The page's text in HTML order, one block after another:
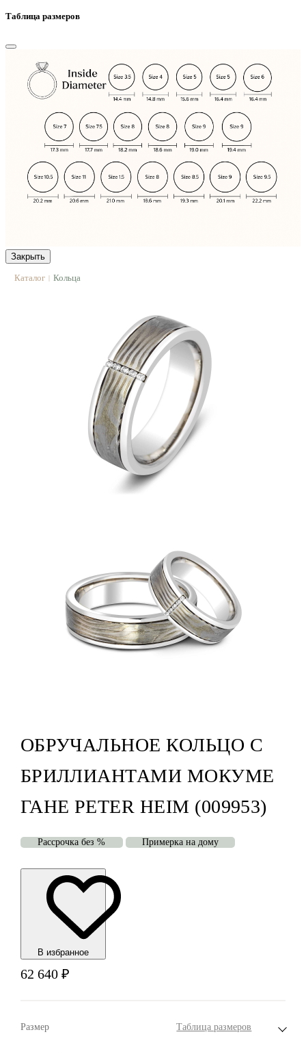
Таблица размеров
Закрыть
Каталог | Кольца
ОБРУЧАЛЬНОЕ КОЛЬЦО С
БРИЛЛИАНТАМИ МОКУМЕ
ГАНЕ PETER HEIM (009953)
Рассрочка без % Примерка на дому
В избранноe
62 640 ₽
Размер Таблица размеров